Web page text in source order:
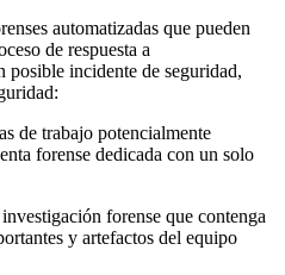
automatizadas que pueden
de respuesta a
posible incidente de seguridad,
de trabajo potencialmente
forense dedicada con un solo
forense que contenga
y artefactos del equipo